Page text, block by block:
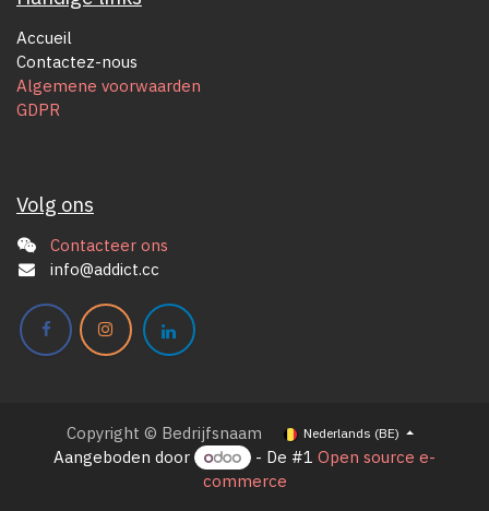
Accueil
Contactez-nous
Algemene voorwaarden
GDPR
Volg ons
Contacteer ons
info@addict.cc
Copyright © Bedrijfsnaam Nederlands (BE)
Aangeboden door - De #1 Open source e-
commerce